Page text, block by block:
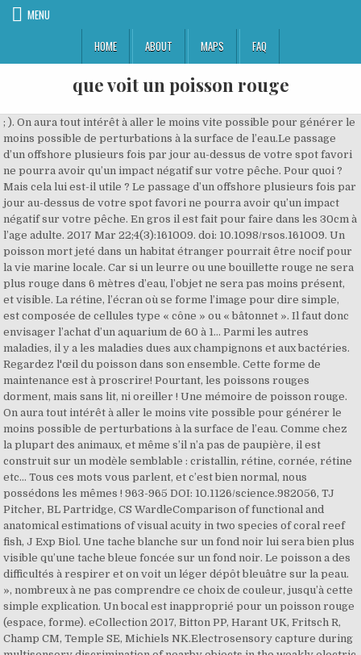
MENU
HOME
ABOUT MAPS FAQ
que voit un poisson rouge
; ). On aura tout intérêt à aller le moins vite possible pour générer le moins possible de perturbations à la surface de l’eau.Le passage d’un offshore plusieurs fois par jour au-dessus de votre spot favori ne pourra avoir qu’un impact négatif sur votre pêche. Pour quoi ? Mais cela lui est-il utile ? Le passage d’un offshore plusieurs fois par jour au-dessus de votre spot favori ne pourra avoir qu’un impact négatif sur votre pêche. En gros il est fait pour faire dans les 30cm à l’age adulte. 2017 Mar 22;4(3):161009. doi: 10.1098/rsos.161009. Un poisson mort jeté dans un habitat étranger pourrait être nocif pour la vie marine locale. Car si un leurre ou une bouillette rouge ne sera plus rouge dans 6 mètres d’eau, l’objet ne sera pas moins présent, et visible. La rétine, l’écran où se forme l’image pour dire simple, est composée de cellules type « cône » ou « bâtonnet ». Il faut donc envisager l’achat d’un aquarium de 60 à 1… Parmi les autres maladies, il y a les maladies dues aux champignons et aux bactéries. Regardez l'œil du poisson dans son ensemble. Cette forme de maintenance est à proscrire! Pourtant, les poissons rouges dorment, mais sans lit, ni oreiller ! Une mémoire de poisson rouge. On aura tout intérêt à aller le moins vite possible pour générer le moins possible de perturbations à la surface de l’eau. Comme chez la plupart des animaux, et même s’il n’a pas de paupière, il est construit sur un modèle semblable : cristallin, rétine, cornée, rétine etc… Tous ces mots vous parlent, et c’est bien normal, nous possédons les mêmes ! 963-965 DOI: 10.1126/science.982056, TJ Pitcher, BL Partridge, CS WardleComparison of functional and anatomical estimations of visual acuity in two species of coral reef fish, J Exp Biol. Une tache blanche sur un fond noir lui sera bien plus visible qu’une tache bleue foncée sur un fond noir. Le poisson a des difficultés à respirer et on voit un léger dépôt bleuâtre sur la peau. », nombreux à ne pas comprendre ce choix de couleur, jusqu’à cette simple explication. Un bocal est inapproprié pour un poisson rouge (espace, forme). eCollection 2017, Bitton PP, Harant UK, Fritsch R, Champ CM, Temple SE, Michiels NK.Electrosensory capture during multisensory discrimination of nearby objects in the weakly electric fish Gnathonemus petersii, Sci Rep. 2017 Mar 3;7:43665. doi: 10.1038/srep43665, Schumacher S, Burt de Perera T, von der Emde G.The lateral line can mediate rheotaxis in fish, Nature 389, 960-963 (30 October 1997) doi:10.1038/40135; Received 1 March 1997; Accepted 1 August 1997, John C. Montgomery, Cindy F. Baker and Alexander G. Carton1, Copyright © 2019 | Tous droits réservés Fish'in Design | Mentions légales | Réalisé par 16h33, Moteurs, contrôleurs et variateurs de vitesse, Je vais traiter ici un article qui me tient à cœur [vous comprendrez facilement pourquoi d’ici la fin ; ) ]. Un collaborateur des magasins U se voit confier un poisson rouge pour les vacances de Noël. Si ses yeux sont enfoncés, votre poisson est mort ou presque mort. Et, assurément, ce n'est pas un poisson d'avril ! Comprendre. Nous avons longtemps cru que les animaux aquatiques étaient aveugles, sourds, muets (ne dit-on pas « muet comme une carpe ? Laurent Berger (CFDT) appelle à une hausse de 15 % des salaires dans le médico-social. [Epub ahead of print], Parker AN, Fritsches KA, Newport C, Wallis G, Siebeck UE. Ce sont, de loin, les plus nombreux. Le Poisson Rouge, Arpora Kuva: King prawns Tempura - Katso Tripadvisorin jäsenten 1 120 rehellistä kuvaa ja videota kohteesta Le Poisson Rouge Le poisson rouge doit généralement être âgé d’un an ou plus avant d’atteindre sa pleine maturité sexuelle. Et ils sont destinés à devenir adultes et donc faire dans les 30cm. TOP lyrics de AqME. Des personnes qui passent le voit, mais ne réagisse pas. Ces deux sens recèlent encore de nombreux mystères pour les scientifiques et les études menées à ce sujet sont nombreuses. Là encore, des études ont été récemment menées et des résultats singuliers ont été obtenus. Lorsqu’un poisson rouge négligé de 10 ans a été remis à une animalerie, malade et mourant, une jeune femme nommée Lacey Scott a décidé qu’elle n’allait pas le laisser dépérir.. Elle a donc ramené le poisson rouge chez elle. L’origine de l’expression “avoir une mémoire de poisson rouge” est donc inconnue. Rouge est élevé et sélectionné en chine depuis plus de mille ans il apparaît en france depuis l’arrêté du 11 août 2006 22 fixant la liste. Chez eux, le sens de la vue est très développé - hormis pour de rares espèces, surtout celles des grands fonds, parfois aveugles. Letra de Ainsi Soit-il. Et là, vous me voyez venir…. Enfin, petit aparté mais qui s’inscrit tout à fait dans la dernière partie de cet article et comment rendre un bateau amorceur le moins visible possible, les « vibrations » causées par l’embarcation radio-commandée. S'il s'agit d'un gros poisson, il serait préférable de l'enterrer. Et si d’autres prises suivent, cela nous confortera dans le choix de cette couleur et nous n’en essaierons plus d’autre, ou alors très occasionnellement, et nous dirons : ici, c’est watermelon ou rien ! Doc. Oui une carpe ! Nul doute que les prochains mois accoucheront de nouvelles découvertes et nous donnerons encore d’autres éléments pour comprendre un peu mieux le comportement de nos compagnons de jeu.Enfin, puisqu’il me faut bien parler bateau amorceur, pensez différemment, mais pensez discret ; )Neurobiology: Hydrodynamic stimuli and the fish lateral line, Nature 408, 51-52 (2 November 2000) doi:10.1038/35040706, J. Engelmann, W. Hanke, J. Mogdans & H. BleckmannA blind fish can school, Science 26 Nov 1976: Vol. doi: 10.1242/jeb.149575. Une tache blanche sur un fond noir lui sera bien plus visible qu’une tache bleue foncée sur un fond noir.De plus, un poisson voit flou de loin, et n’oublions pas qu’il reste constamment sur ses gardes, instinct de survie oblige.Un poisson, nageant entre 2 eaux ou bien posé sur le fond, lorsqu’il va diriger sa vue au-dessus de lui, vers la surface, aura pour fond visuel le ciel, de couleur clair.Ainsi une tache noire à la surface de l’eau lui sera très bien visible. Un poisson rouge n'a pas besoin de beaucoup de nourriture, ils sont souvent sur-nourri dans nos aquariums et c'est mauvais pour leur santé. Le poisson rouge - et la majorité des autres poissons - voit donc très bien, « jusqu’à quelques dizaines de mètres » de sa position, dévoile encore la spécialiste de l’Inra. Pour rendre un bateau amorceur le plus discret possible, visuellement parlant, on a tout intérêt à peindre sa coque en blanc, gris ou bleu clair… Et surtout pas en noir ! Il est également très fort pour capter toutes les nuances de rouge. Forcément, vous n’imaginiez pas que j’allais oublier mon objet favori dans cette discussion ?! Voile. Et que dire des portières de voiture qui claquent ?.. Le poisson rouge peut devenir très gros et avoir besoin de beaucoup d'espace. Il est quasiment impossible de distinguer mâle et femelle avec de jeunes poissons (les vendeurs en animalerie ne sauront pas faire la différence) ou même en dehors de la période de frai. Histoire d'un poisson rouge elles brillent elles sautillent ils march ent. Le Télégramme vous propose de découvrir ses deux documentaires consacrés aux huîtres du Morbihan. 4 : Quand on mélange l’eau du témoin avec l’eau de chaux, l’eau de chaux reste incolore. » ) mais les récentes études scientifiques nous montrent dorénavant tout l’inverse. J’ajoute à ça, mettez-vous 2 minutes dans la tête d’un poisson, et imaginez une grosse ombre noire à la surface de l’eau. Je vais donc commencer par traiter la vision sous un aspect inattendu, en abordant les 4 autres sens du poisson, car ceux-ci ont une importance capitale dans la détection de l’environnement proche des poissons et donc la « vision ». Depuis que Feed’O est disponible, vous avez été nombreux à me poser la question : « pourquoi cette couleur blanche ? En conclusion de cet article, je dirais donc que la vision chez les poissons n’est pas liée qu’à un seul sens, c’est un processus complexe qui va recouper ensemble aussi bien l’odorat que l’ouïe, et donc la vue à proprement parler. Les beaux petits poissons rouge que l’on voit en magasin ou autres sont donc des bébés poissons rouges. Ce qui se passe, c’est que l’on prend un jour un poisson avec telle couleur, et qu’on fini par ne plus pêcher qu’avec celle là. Il existe une variété diamant présentant une coloration bleue plus étendue sur l’avant du poisson… Je ne vais pas tortiller d’avantage autour du pot, le poisson rouge est une carpe. Problème de flottaison, le poisson rouge vient flotter à la surface ou reste toujours au fond de l'aquarium Attentionà ne pas confondre l'hydropisie avec un poisson rouge de type écailles perlées (non malade). Entendre, pour nous humains, c’est capter les vibrations dans l’air qui expriment un « bruit », un « son ». Comment savoir si votre poisson rouge a une hydropisie? Un poisson rouge peut-il voir à travers son bocal ? Avec cette fiche, on a appris les verbes et je me suis rendue compte que … Vampire. L'ennuie étant un concept humain, il n y a pas vraiment moyen de savoir si votre petit Bubulle s'ennuie, ce qu'il y a de cependant prouvé scientifiquement c'est que le poisson rouge est un animal social ce qui nous laisse à supposer que s'il est tout seul dans son bocal sa vie ne doit pas être rose tous les jours. Elle ne sera pas seulement cantonnée à l’oreille interne, mais sera également l’expression des vibrations perçues via la ligne latérale, cette ligne visible sur le flanc des poissons, petits pores ouverts dans les écailles, et dont les cellules vont réussir à capter la moindre vibration dans l’eau.Ainsi tout mouvement d’eau va renseigner le poisson sur son environnement proche, et ce sens participe également à la vision qu’il en a.Qu’il soit proche d’un obstacle, qu’un congénère ou qu'une proie passe devant lui, qu’un fil vibre ou qu’un plomb explose à la surface d